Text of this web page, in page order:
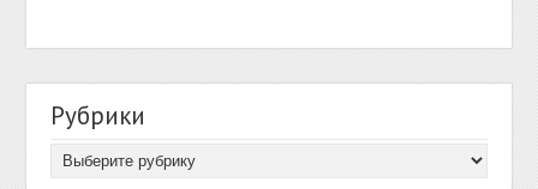
Рубрики